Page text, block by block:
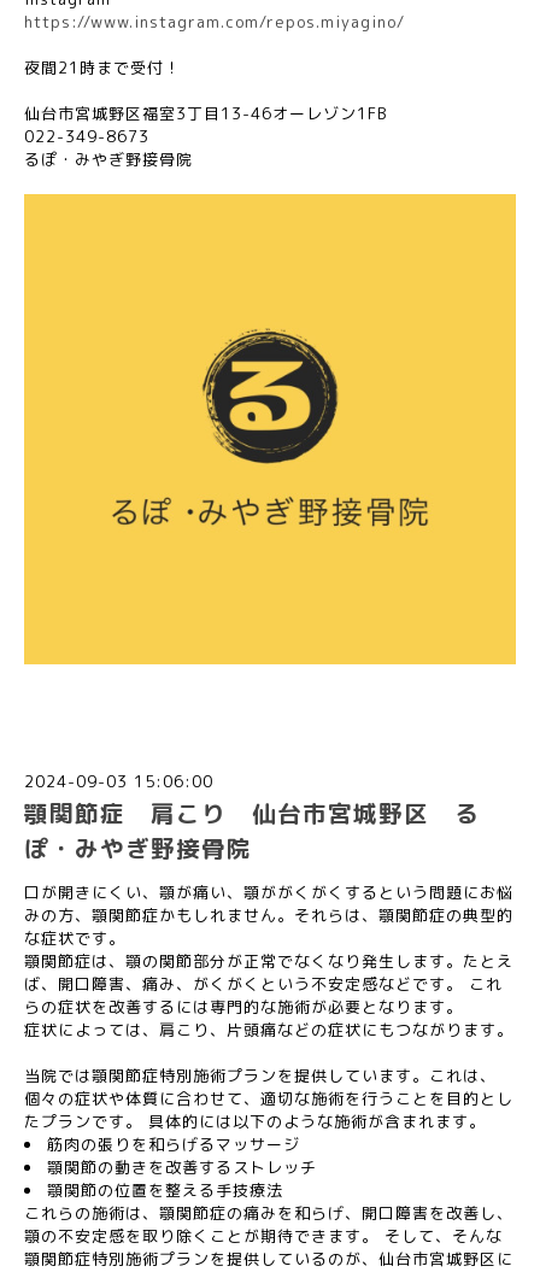
https://www.instagram.com/repos.miyagino/
夜間21 時まで受付！
仙台市宮城野区福室3丁目 13-46オーレゾン1FB
022-349-8673
るぽ・みやぎ野接骨院
2024-09-03 15:06:00
顎関節症 肩こり 仙台市宮城野区 る
ぽ・みやぎ野接骨院
口が開きにくい、顎が痛い、顎ががくがくするという問題にお悩
みの方、顎関節症かもしれません。それらは、顎関節症の典型的
な症状です。
顎関節症は、顎の関節部分が正常でなくなり発生します。たとえ
ば、開口障害、痛み、がくがくという不安定感などです。 これ
らの症状を改善するには専門的な施術が必要となります。
症状によっては、肩こり、片頭痛などの症状にもつながります。
当院では顎関節症特別施術プランを提供しています。これは、
個々の症状や体質に合わせて、適切な施術を行うことを目的とし
たプランです。 具体的には以下のような施術が含まれます。
筋肉の張りを和らげるマッサージ
顎関節の動きを改善するストレッチ
顎関節の位置を整える手技療法
これらの施術は、顎関節症の痛みを和らげ、開口障害を改善し、
顎の不安定感を取り除くことが期待できます。 そして、そんな
顎関節症特別施術プランを提供しているのが、仙台市宮城野区に